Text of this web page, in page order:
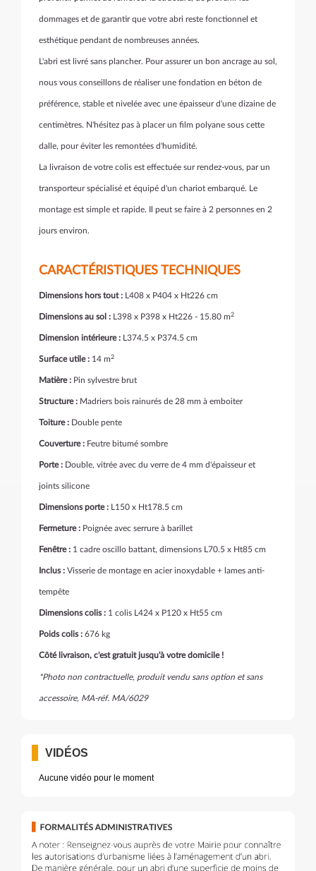
dommages et de garantir que votre abri reste fonctionnel et
esthétique pendant de nombreuses années.
L'abri est livré sans plancher. Pour assurer un bon ancrage au sol,
nous vous conseillons de réaliser une fondation en béton de
préférence, stable et nivelée avec une épaisseur d'une dizaine de
centimètres. N'hésitez pas à placer un film polyane sous cette
dalle, pour éviter les remontées d'humidité.
La livraison de votre colis est effectuée sur rendez-vous, par un
transporteur spécialisé et équipé d'un chariot embarqué. Le
montage est simple et rapide. Il peut se faire à 2 personnes en 2
jours environ.
CARACTÉRISTIQUES TECHNIQUES
Dimensions hors tout : L408 x P404 x Ht226 cm
Dimensions au sol : L398 x P398 x Ht226 - 15.80 m2
Dimension intérieure : L374.5 x P374.5 cm
Surface utile : 14 m2
Matière : Pin sylvestre brut
Structure : Madriers bois rainurés de 28 mm à emboiter
Toiture : Double pente
Couverture : Feutre bitumé sombre
Porte : Double, vitrée avec du verre de 4 mm d'épaisseur et
joints silicone
Dimensions porte : L150 x Ht178.5 cm
Fermeture : Poignée avec serrure à barillet
Fenêtre : 1 cadre oscillo battant, dimensions L70.5 x Ht85 cm
Inclus : Visserie de montage en acier inoxydable + lames anti-
tempête
Dimensions colis : 1 colis L424 x P120 x Ht55 cm
Poids colis : 676 kg
Côté livraison, c'est gratuit jusqu'à votre domicile !
*Photo non contractuelle, produit vendu sans option et sans
accessoire, MA-réf. MA/6029
VIDÉOS
Aucune vidéo pour le moment